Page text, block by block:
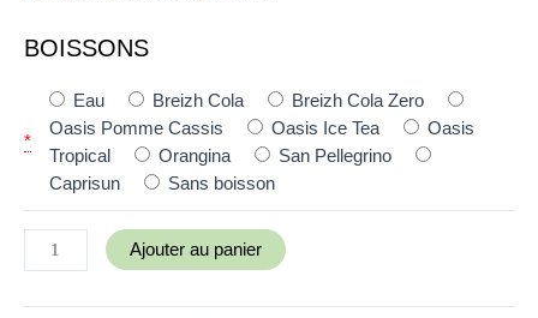
BOISSONS
*
Eau Breizh Cola
Breizh Cola Zero
Oasis Pomme Cassis
Oasis Ice Tea
Oasis
Tropical
Orangina
San Pellegrino
Caprisun
Sans boisson
Ajouter au panier